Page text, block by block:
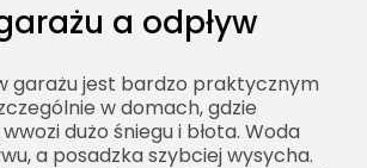
a odpływ
garażu jest bardzo praktycznym
w domach, gdzie
dużo śniegu i błota. Woda
a posadzka szybciej wysycha.